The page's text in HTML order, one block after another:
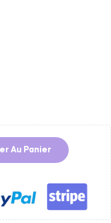
Au Panier